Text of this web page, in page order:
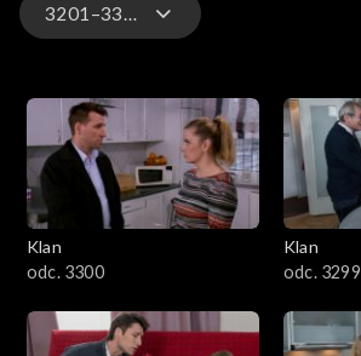
3201–3300
4601–4700
4501–4600
4401–4500
4301–4400
Klan
odc. 3300
Klan
odc. 3299